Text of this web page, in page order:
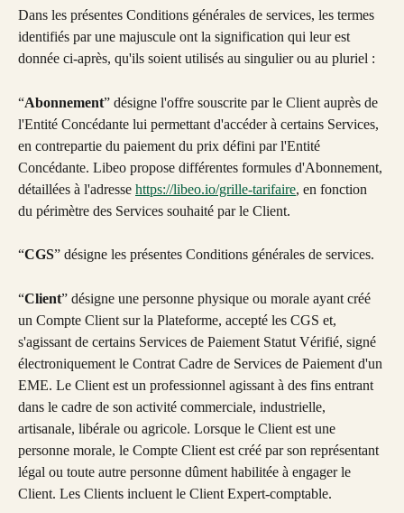
Dans les présentes Conditions générales de services, les termes
identifiés par une majuscule ont la signification qui leur est
donnée ci-après, qu'ils soient utilisés au singulier ou au pluriel :
“Abonnement” désigne l'offre souscrite par le Client auprès de
l'Entité Concédante lui permettant d'accéder à certains Services,
en contrepartie du paiement du prix défini par l'Entité
Concédante. Libeo propose différentes formules d'Abonnement,
détaillées à l'adresse https://libeo.io/grille-tarifaire, en fonction
du périmètre des Services souhaité par le Client.
“CGS” désigne les présentes Conditions générales de services.
“Client” désigne une personne physique ou morale ayant créé
un Compte Client sur la Plateforme, accepté les CGS et,
s'agissant de certains Services de Paiement Statut Vérifié, signé
électroniquement le Contrat Cadre de Services de Paiement d'un
EME. Le Client est un professionnel agissant à des fins entrant
dans le cadre de son activité commerciale, industrielle,
artisanale, libérale ou agricole. Lorsque le Client est une
personne morale, le Compte Client est créé par son représentant
légal ou toute autre personne dûment habilitée à engager le
Client. Les Clients incluent le Client Expert-comptable.